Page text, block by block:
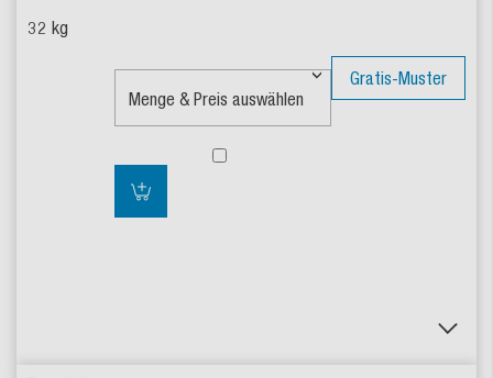
Gratis-Muster